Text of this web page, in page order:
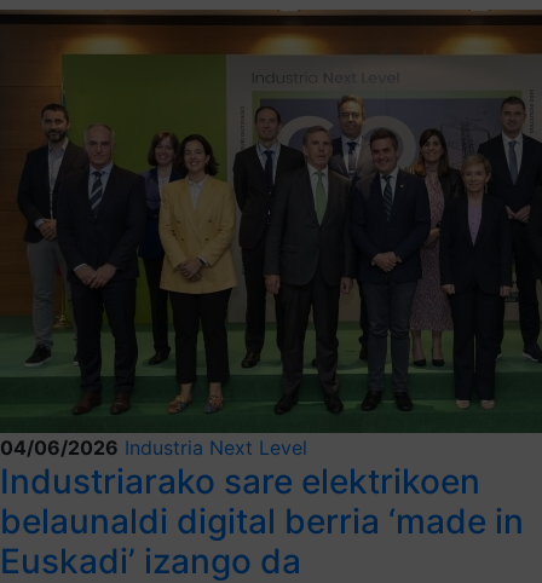
04/06/2026 Industria Next Level
Industriarako sare elektrikoen
belaunaldi digital berria ‘made in
Euskadi’ izango da